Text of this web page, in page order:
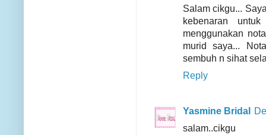
Salam cikgu...
kebenaran
menggunakan
murid saya...
sembuh n sihat
Reply
Yasmine Bridal
salam..cikgu